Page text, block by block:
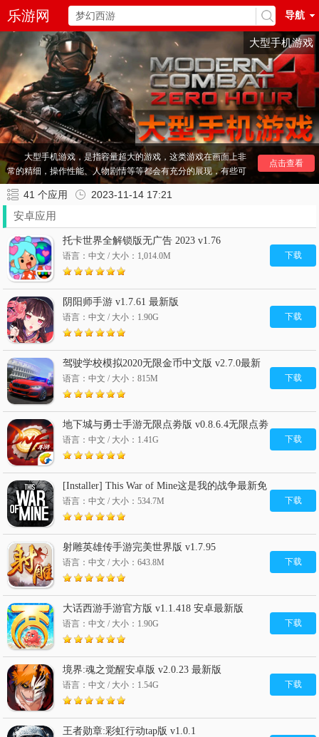
乐游网 导航
大型手机游戏
大型手机游戏，是指容量超大的游戏，这类游戏在画面上非
常的精细，操作性能、人物剧情等等都会有充分的展现，有些可
以媲美pc游戏。
大型手机游戏，往往包含了数据文件，像出色的极品飞车、
现代战争5、狂野飙车等等，以下整理的大型游戏在500M以上，
大家下载的时候记得下载安装相应数据包。
大型单机游戏在3D画质效果上非常的漂亮，而想要完美体
验大型单机游戏，可能还要忍受游戏兼容性问题。不要盲目的相
信那些所谓的跑分，能够运行这些游戏才是检验机器的唯一标
准。
其他手机游戏推荐：外国游戏有哪些手游
2016手游排行榜
蹲坑必备游戏合集
史上最难玩的手游合集
撸啊撸必备手游大全
点击查看
41 个应用 2023-11-14 17:21
安卓应用
托卡世界全解锁版无广告 2023 v1.76
语言：中文 / 大小：1,014.0M 下载
阴阳师手游 v1.7.61 最新版
语言：中文 / 大小：1.90G 下载
驾驶学校模拟2020无限金币中文版 v2.7.0最新
版
语言：中文 / 大小：815M 下载
地下城与勇士手游无限点劵版 v0.8.6.4无限点劵
语言：中文 / 大小：1.41G 下载
[Installer] This War of Mine这是我的战争最新免
费版 v1.6.1 无限背包破解版
语言：中文 / 大小：534.7M 下载
射雕英雄传手游完美世界版 v1.7.95
语言：中文 / 大小：643.8M 下载
大话西游手游官方版 v1.1.418 安卓最新版
语言：中文 / 大小：1.90G 下载
境界:魂之觉醒安卓版 v2.0.23 最新版
语言：中文 / 大小：1.54G 下载
王者勋章:彩虹行动tap版 v1.0.1